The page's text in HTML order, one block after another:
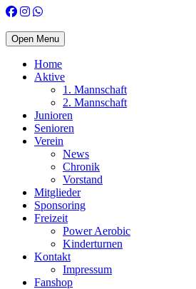
Open Menu
Home
Aktive
1. Mannschaft
2. Mannschaft
Junioren
Senioren
Verein
News
Chronik
Vorstand
Mitglieder
Sponsoring
Freizeit
Power Aerobic
Kinderturnen
Kontakt
Impressum
Fanshop